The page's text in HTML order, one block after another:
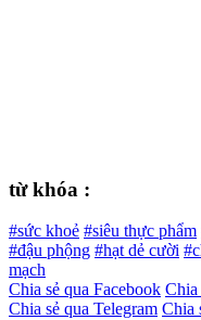
từ khóa :
#sức khoẻ #siêu thực phẩm
#đậu phộng #hạt dẻ cười
mạch
Chia sẻ qua Facebook Chia
Chia sẻ qua Telegram Chia